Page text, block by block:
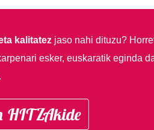
kalitatezjaso nahi dituzu?
esker, euskaratik eginda
HITZAkide